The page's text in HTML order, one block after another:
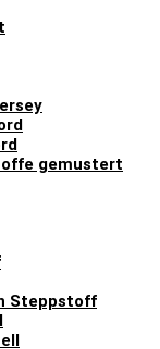
gemustert
Steppstoff